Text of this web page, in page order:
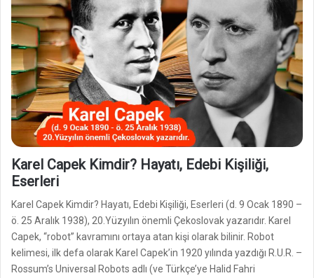
Karel Capek Kimdir? Hayatı, Edebi Kişiliği,
Eserleri
Karel Capek Kimdir? Hayatı, Edebi Kişiliği, Eserleri (d. 9 Ocak 1890 –
ö. 25 Aralık 1938), 20.Yüzyılın önemli Çekoslovak yazarıdır. Karel
Capek, “robot” kavramını ortaya atan kişi olarak bilinir. Robot
kelimesi, ilk defa olarak Karel Capek’in 1920 yılında yazdığı R.U.R. –
Rossum’s Universal Robots adlı (ve Türkçe’ye Halid Fahri